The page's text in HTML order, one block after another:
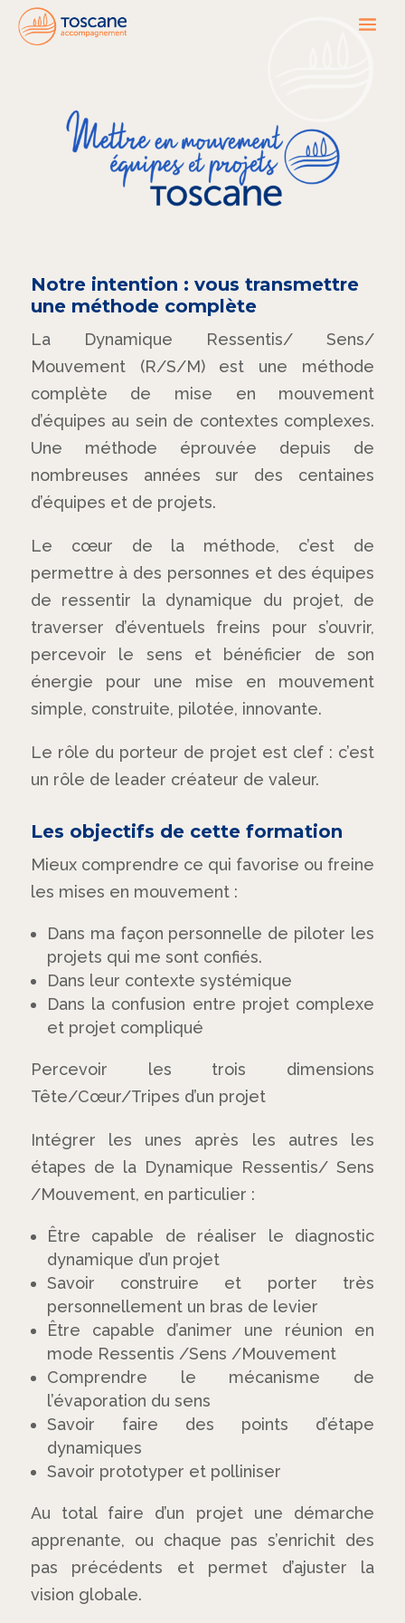
Notre intention : vous transmettre
une méthode complète
La Dynamique Ressentis/ Sens/
Mouvement (R/S/M) est une méthode
complète de mise en mouvement
d’équipes au sein de contextes complexes.
Une méthode éprouvée depuis de
nombreuses années sur des centaines
d’équipes et de projets.
Le cœur de la méthode, c’est de
permettre à des personnes et des équipes
de ressentir la dynamique du projet, de
traverser d’éventuels freins pour s’ouvrir,
percevoir le sens et bénéficier de son
énergie pour une mise en mouvement
simple, construite, pilotée, innovante.
Le rôle du porteur de projet est clef : c’est
un rôle de leader créateur de valeur.
Les objectifs de cette formation
Mieux comprendre ce qui favorise ou freine
les mises en mouvement :
Dans ma façon personnelle de piloter les
projets qui me sont confiés.
Dans leur contexte systémique
Dans la confusion entre projet complexe
et projet compliqué
Percevoir les trois dimensions
Tête/Cœur/Tripes d’un projet
Intégrer les unes après les autres les
étapes de la Dynamique Ressentis/ Sens
/Mouvement, en particulier :
Être capable de réaliser le diagnostic
dynamique d’un projet
Savoir construire et porter très
personnellement un bras de levier
Être capable d’animer une réunion en
mode Ressentis /Sens /Mouvement
Comprendre le mécanisme de
l’évaporation du sens
Savoir faire des points d’étape
dynamiques
Savoir prototyper et polliniser
Au total faire d’un projet une démarche
apprenante, ou chaque pas s’enrichit des
pas précédents et permet d’ajuster la
vision globale.